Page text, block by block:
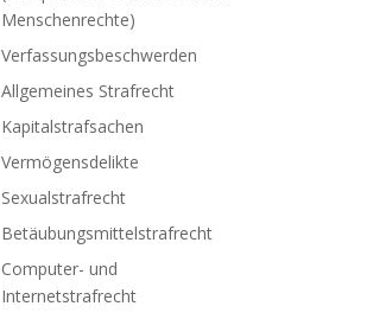
Menschenrechte)
Verfassungsbeschwerden
Allgemeines Strafrecht
Kapitalstrafsachen
Vermögensdelikte
Sexualstrafrecht
Betäubungsmittelstrafrecht
Computer- und
Internetstrafrecht